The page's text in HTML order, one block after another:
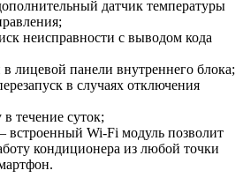
датчик температуры
неисправности с выводом кода
лицевой панели внутреннего блока;
в случаях отключения
течение суток;
встроенный Wi-Fi модуль позволит
кондиционера из любой точки